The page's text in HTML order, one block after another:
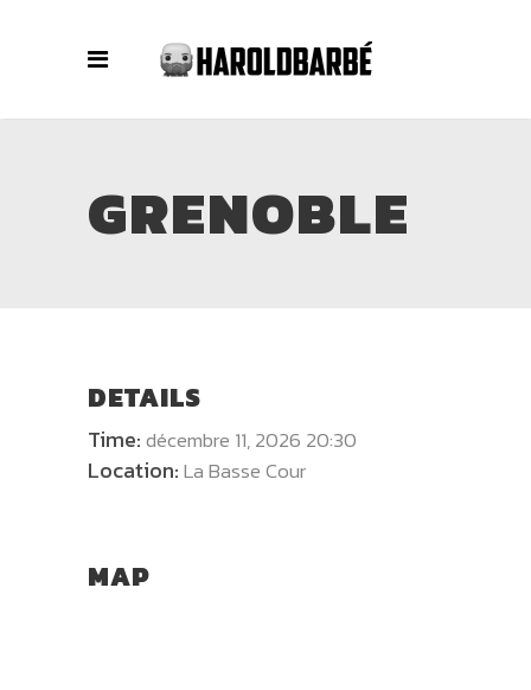
GRENOBLE
DETAILS
Time:décembre 11, 2026 20:30
Location:La Basse Cour
MAP